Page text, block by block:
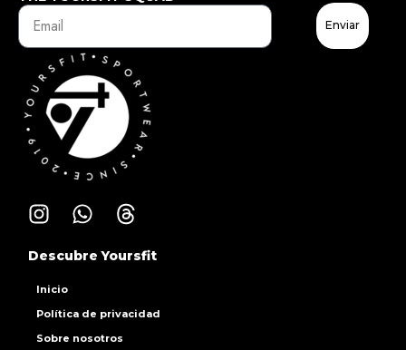
Enviar
Inicio
Política de privacidad
Sobre nosotros
Descubre Yoursfit